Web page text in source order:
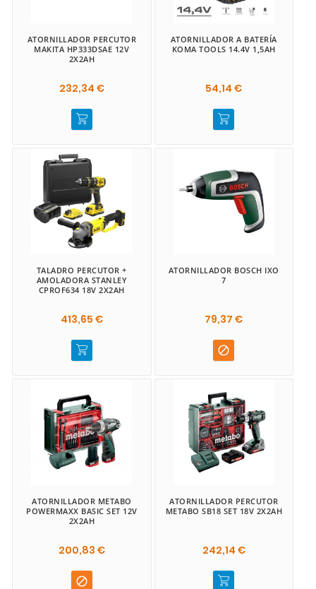
ATORNILLADOR PERCUTOR
MAKITA HP333DSAE 12V
2X2AH
232,34 €
ATORNILLADOR A BATERÍA
KOMA TOOLS 14.4V 1,5AH
54,14 €
TALADRO PERCUTOR +
AMOLADORA STANLEY
CPROF634 18V 2X2AH
413,65 €
ATORNILLADOR BOSCH IXO
7
79,37 €

ATORNILLADOR METABO
POWERMAXX BASIC SET 12V
2X2AH
200,83 €

ATORNILLADOR PERCUTOR
METABO SB18 SET 18V 2X2AH
242,14 €